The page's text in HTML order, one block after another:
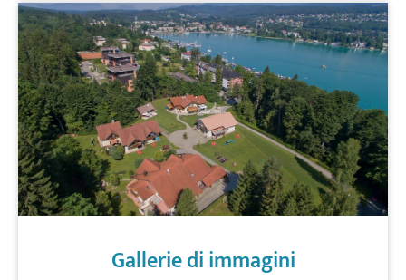
Gallerie di immagini